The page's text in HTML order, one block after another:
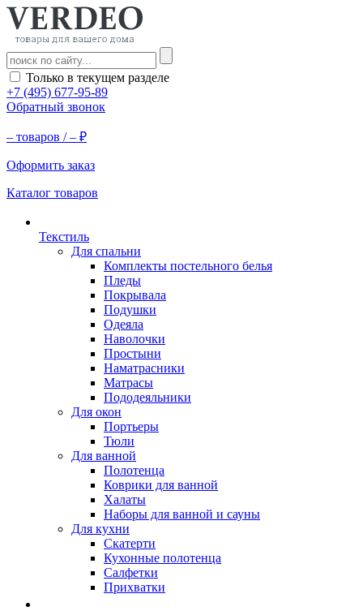
Только в текущем разделе
+7 (495) 677-95-89
Обратный звонок
– товаров /– ₽
Оформить заказ
Каталог товаров
Текстиль
Для спальни
Комплекты постельного белья
Пледы
Покрывала
Подушки
Одеяла
Наволочки
Простыни
Наматрасники
Матрасы
Пододеяльники
Для окон
Портьеры
Тюли
Для ванной
Полотенца
Коврики для ванной
Халаты
Наборы для ванной и сауны
Для кухни
Скатерти
Кухонные полотенца
Салфетки
Прихватки